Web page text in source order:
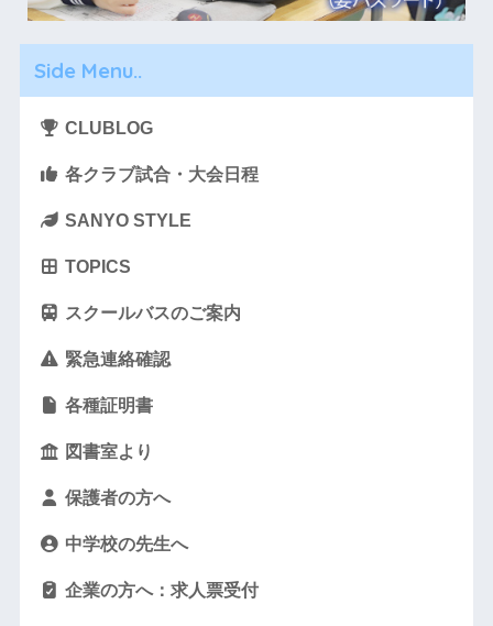
Side Menu..
CLUBLOG
各クラブ試合・大会日程
SANYO STYLE
TOPICS
スクールバスのご案内
緊急連絡確認
各種証明書
図書室より
保護者の方へ
中学校の先生へ
企業の方へ：求人票受付